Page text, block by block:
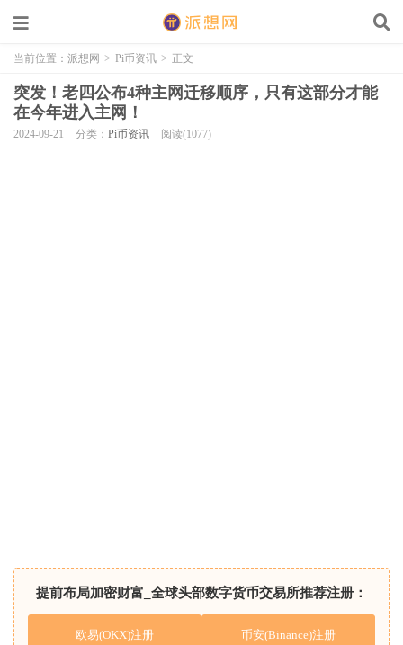
当前位置： 派想网 > Pi币资讯 > 正文
突发！老四公布4种主网迁移顺序，只有这部分才能
在今年进入主网！
2024-09-21 分类： Pi币资讯 阅读(1077)
提前布局加密财富_全球头部数字货币交易所推荐注册：
欧易(OKX)注册 币安(Binance)注册